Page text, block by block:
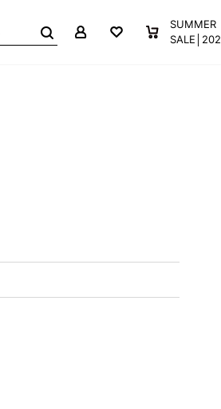
お気に入り買い物か
SUMMER